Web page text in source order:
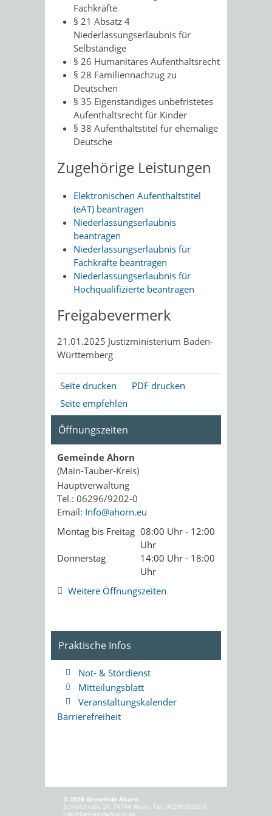
Fachkräfte
§ 21 Absatz 4
Niederlassungserlaubnis für
Selbständige
§ 26 Humanitäres Aufenthaltsrecht
§ 28 Familiennachzug zu
Deutschen
§ 35 Eigenständiges unbefristetes
Aufenthaltsrecht für Kinder
§ 38 Aufenthaltstitel für ehemalige
Deutsche
Zugehörige Leistungen
Elektronischen Aufenthaltstitel
(eAT) beantragen
Niederlassungserlaubnis
beantragen
Niederlassungserlaubnis für
Fachkräfte beantragen
Niederlassungserlaubnis für
Hochqualifizierte beantragen
Freigabevermerk
21.01.2025 Justizministerium Baden-
Württemberg
Seite drucken
PDF drucken
Seite empfehlen
Öffnungszeiten
Gemeinde Ahorn
(Main-Tauber-Kreis)
Hauptverwaltung
Tel.: 06296/9202-0
Email: Info@ahorn.eu
Montag bis Freitag 08:00 Uhr - 12:00
Uhr
Donnerstag
14:00 Uhr - 18:00
Uhr
Weitere Öffnungszeiten
Praktische Infos
Not- & Stördienst
Mitteilungsblatt
Veranstaltungskalender
Barrierefreiheit
© 2026 Gemeinde Ahorn
Schloßstraße 24, 74744 Ahorn, Tel. 06296/9202-0,
info@GemeindeAhorn.de